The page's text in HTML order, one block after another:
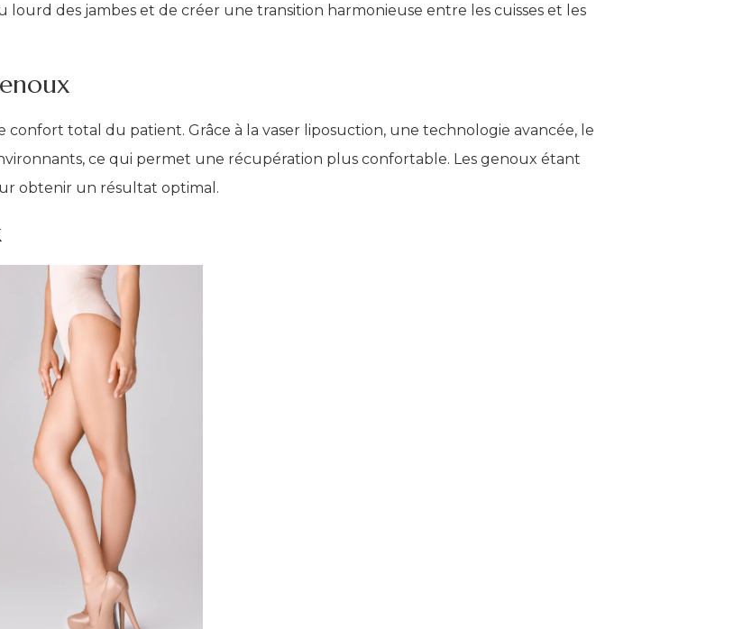
des jambes et de créer une transition harmonieuse entre les cuisses et les
confort total du patient. Grâce à la vaser liposuction, une technologie avancée, le
ce qui permet une récupération plus confortable. Les genoux étant
obtenir un résultat optimal.